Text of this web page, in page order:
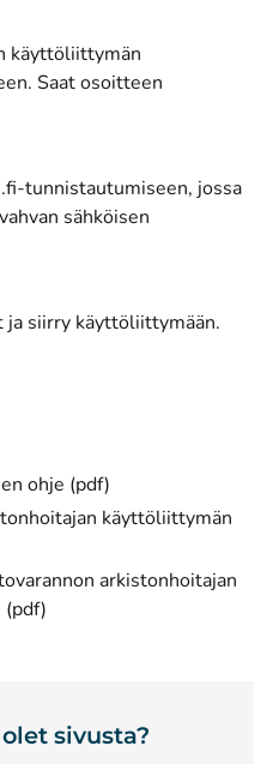
käyttöliittymän
Saat osoitteen
tunnistautumiseen, jossa
sähköisen
siirry käyttöliittymään.
ohje (pdf)
käyttöliittymän
arkistonhoitajan
sivusta?